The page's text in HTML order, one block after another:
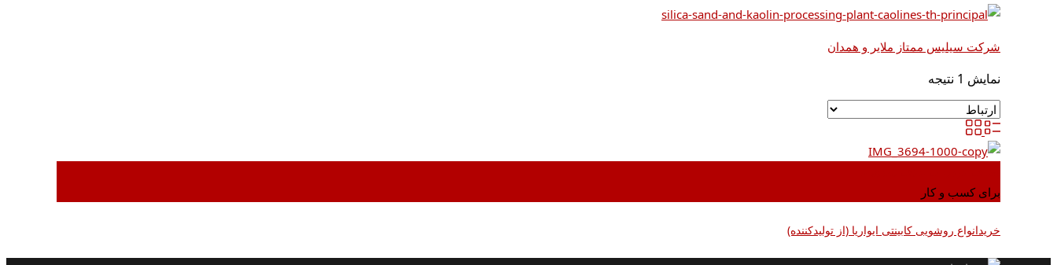
شرکت سیلیس ممتاز ملایر و همدان
نمایش 1 نتیجه
برای کسب و کار
خریدانواع روشویی کابینتی ایواریا (از تولیدکننده)